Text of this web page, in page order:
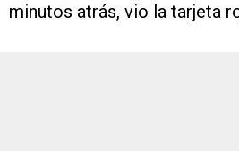
minutos atrás, vio la tarjeta